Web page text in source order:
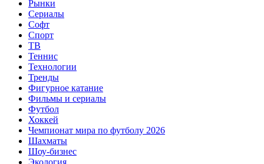
Рынки
Сериалы
Софт
Спорт
ТВ
Теннис
Технологии
Тренды
Фигурное катание
Фильмы и сериалы
Футбол
Хоккей
Чемпионат мира по футболу 2026
Шахматы
Шоу-бизнес
Экология